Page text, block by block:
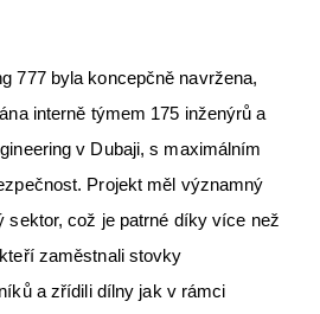
777 byla koncepčně navržena,
interně týmem 175 inženýrů a
v Dubaji, s maximálním
Projekt měl významný
sektor, což je patrné díky více než
zaměstnali stovky
a zřídili dílny jak v rámci